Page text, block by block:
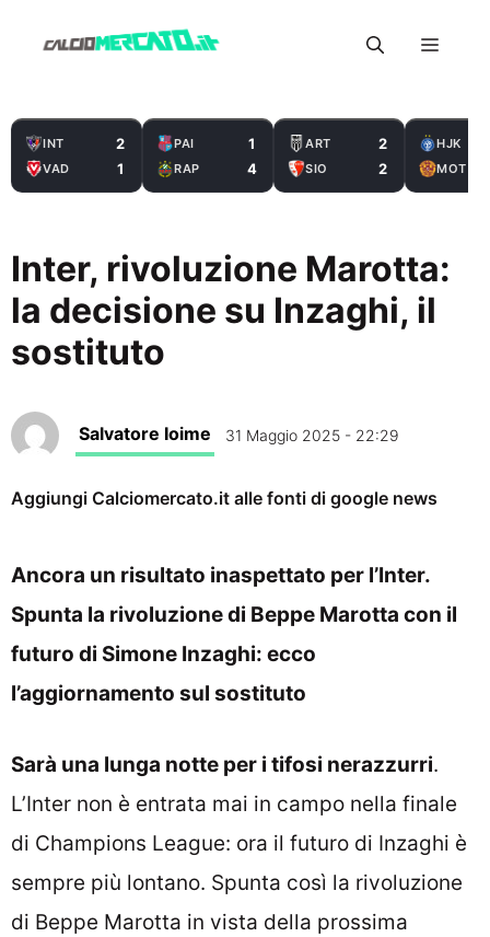
Menu
INT 2
VAD 1
PAI 1
RAP 4
ART 2
SIO 2
HJK
MOT
Inter, rivoluzione Marotta:
la decisione su Inzaghi, il
sostituto
Salvatore Ioime 31 Maggio 2025 - 22:29
Aggiungi Calciomercato.it alle fonti di google news
Ancora un risultato inaspettato per l’Inter.
Spunta la rivoluzione di Beppe Marotta con il
futuro di Simone Inzaghi: ecco
l’aggiornamento sul sostituto
Sarà una lunga notte per i tifosi nerazzurri.
L’Inter non è entrata mai in campo nella finale
di Champions League: ora il futuro di Inzaghi è
sempre più lontano. Spunta così la rivoluzione
di Beppe Marotta in vista della prossima